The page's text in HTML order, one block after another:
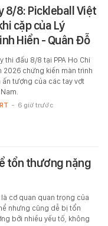
8/8: Pickleball Việt
cặp của Lý
Hiển - Quân Đỗ
thi đấu 8/8 tại PPA Ho Chi
2026 chứng kiến màn trình
ấn tượng của các tay vợt
- 6 giờ trước
tổn thương nặng
là cơ quan quan trọng của
nhưng cũng dễ bị tổn
bởi nhiều yếu tố, không